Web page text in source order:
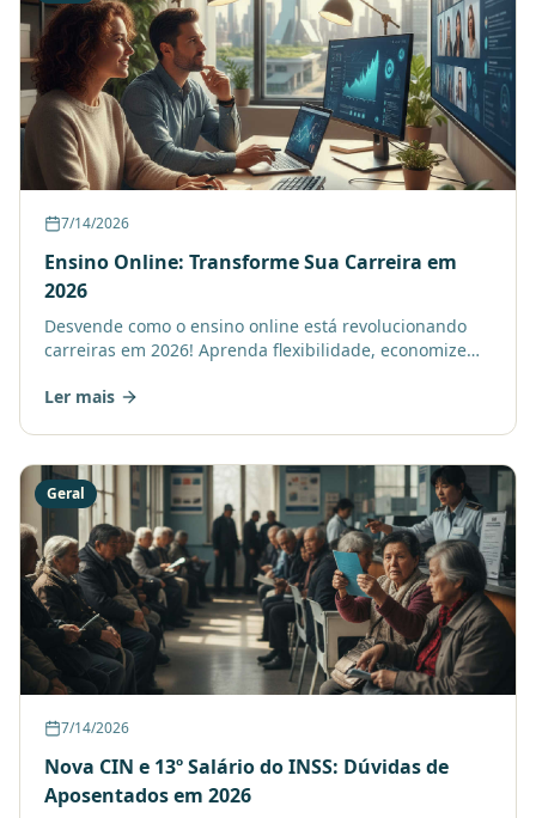
7/14/2026
Ensino Online: Transforme Sua Carreira em
2026
Desvende como o ensino online está revolucionando
carreiras em 2026! Aprenda flexibilidade, economize
com suce
Ler mais
Geral
7/14/2026
Nova CIN e 13º Salário do INSS: Dúvidas de
Aposentados em 2026